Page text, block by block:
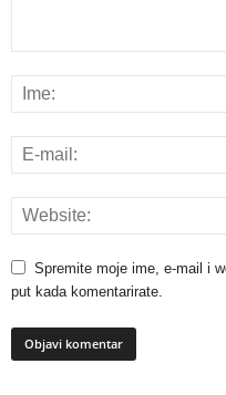
Spremite moje ime, e-mail i
put kada komentarirate.